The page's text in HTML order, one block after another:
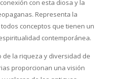
con esta diosa y la
Representa la
conceptos que tienen un
contemporánea.
la riqueza y diversidad de
proporcionan una visión